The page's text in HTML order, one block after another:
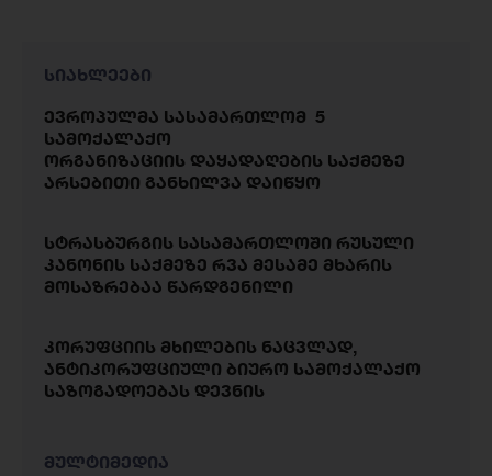
სიახლეები
ევროპულმა სასამართლომ 5
სამოქალაქო
ორგანიზაციის დაყადაღების საქმეზე
არსებითი განხილვა დაიწყო
სტრასბურგის სასამართლოში რუსული
კანონის საქმეზე რვა მესამე მხარის
მოსაზრებაა წარდგენილი
კორუფციის მხილების ნაცვლად,
ანტიკორუფციული ბიურო სამოქალაქო
საზოგადოებას დევნის
მულტიმედია